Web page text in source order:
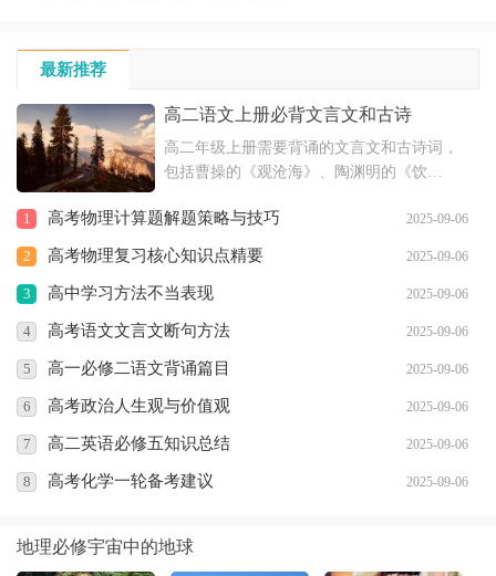
最新推荐
高二语文上册必背文言文和古诗
高二年级上册需要背诵的文言文和古诗词，
包括曹操的《观沧海》、陶渊明的《饮
作品。这些诗文具有深厚的文化底蕴，体现
了古代文学的魅力，对于提高学生的文学素
养和语文水平具有重要意义。
1 2025-09-06
高考物理计算题解题策略与技巧
2 2025-09-06
高考物理复习核心知识点精要
3 2025-09-06
高中学习方法不当表现
4 2025-09-06
高考语文文言文断句方法
5 2025-09-06
高一必修二语文背诵篇目
6 2025-09-06
高考政治人生观与价值观
7 2025-09-06
高二英语必修五知识总结
8 2025-09-06
高考化学一轮备考建议
地理必修宇宙中的地球